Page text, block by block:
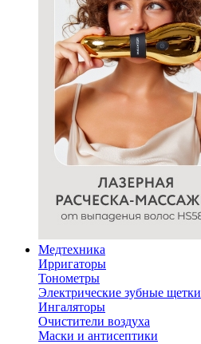
Медтехника
Ирригаторы
Тонометры
Электрические зубные щетки
Ингаляторы
Очистители воздуха
Маски и антисептики